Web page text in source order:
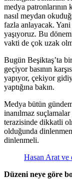
medya patronlarının
nasıl meydan
fazla anlayacak.
yaşıyoruz. Bu
vakti de çok uzak
Bugün Beşiktaş’ta
geçiyor basının
yapıyor, çekiyor
yaptığına bakın.
Medya bütün
inanılmaz
terazisinde dikkatli
olduğunda
dinlenmeli.
Hasan Arat ve
Düzeni neye göre